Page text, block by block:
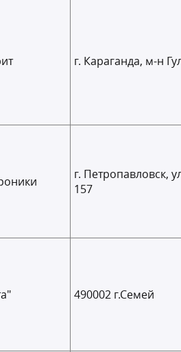
г. Караганда, м-н
г. Петропавловск,
157
490002 г.Семей